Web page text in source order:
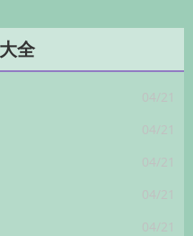
诗词/元代古诗词/明代古诗词
现代古诗词
/古诗上一句/
全
04/21
04/21
04/21
04/21
04/21